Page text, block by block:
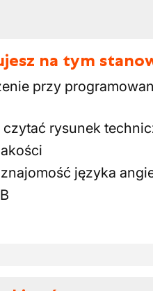
na tym
przy
rysunek
języka